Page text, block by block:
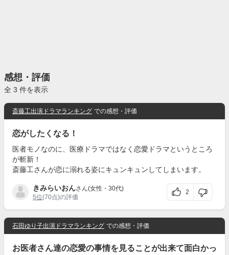
感想・評価
全 3 件を表示
斎藤工出演ドラマランキング での感想・評価
恋がしたくなる！
医者モノなのに、医療ドラマではなく恋愛ドラマというところ
が斬新！
斎藤工さんが恋に溺れる姿にキュンキュンしてしまいます。
きみらいおんさん(女性・30代)
5位(70点)の評価
2
石田ゆり子出演ドラマランキング での感想・評価
お医者さん達の恋愛の事情を見ることが出来て面白かっ